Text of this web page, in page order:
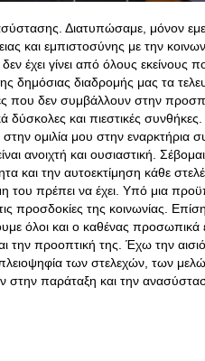
Διατυπώσαμε, μόνον
και εμπιστοσύνης με την
έχει γίνει από όλους
δημόσιας διαδρομής μας τα
που δεν συμβάλλουν στην
δύσκολες και πιεστικές
ομιλία μου στην εναρκτήρια
ανοιχτή και ουσιαστική.
και την αυτοεκτίμηση κάθε
του πρέπει να έχει. Υπό μια
προσδοκίες της κοινωνίας.
όλοι και ο καθένας
την προοπτική της. Έχω την
πλειοψηφία των στελεχών, των
στην παράταξη και την